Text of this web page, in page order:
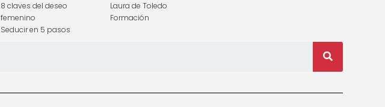
8 claves del deseo
femenino
Seducir en 5 pasos
Laura de Toledo
Formación